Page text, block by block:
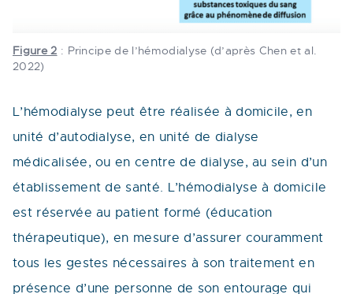
Figure 2 : Principe de l’hémodialyse (d’après Chen et al.
2022)
L’hémodialyse peut être réalisée à domicile, en
unité d’autodialyse, en unité de dialyse
médicalisée, ou en centre de dialyse, au sein d’un
établissement de santé. L’hémodialyse à domicile
est réservée au patient formé (éducation
thérapeutique), en mesure d’assurer couramment
tous les gestes nécessaires à son traitement en
présence d’une personne de son entourage qui